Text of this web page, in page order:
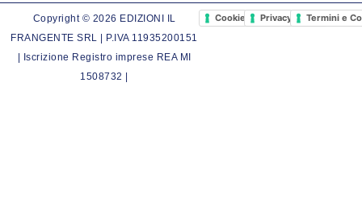
Copyright © 2026 EDIZIONI IL
FRANGENTE SRL | P.IVA 11935200151
| Iscrizione Registro imprese REA MI
1508732 |
Cookie PolicyPrivacy PolicyTermini e